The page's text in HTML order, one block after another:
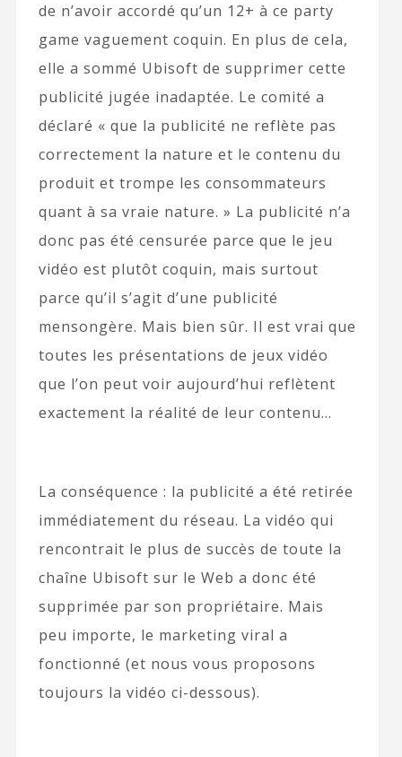
de n’avoir accordé qu’un 12+ à ce party
game vaguement coquin. En plus de cela,
elle a sommé Ubisoft de supprimer cette
publicité jugée inadaptée. Le comité a
déclaré « que la publicité ne reflète pas
correctement la nature et le contenu du
produit et trompe les consommateurs
quant à sa vraie nature. » La publicité n’a
donc pas été censurée parce que le jeu
vidéo est plutôt coquin, mais surtout
parce qu’il s’agit d’une publicité
mensongère. Mais bien sûr. Il est vrai que
toutes les présentations de jeux vidéo
que l’on peut voir aujourd’hui reflètent
exactement la réalité de leur contenu…
La conséquence : la publicité a été retirée
immédiatement du réseau. La vidéo qui
rencontrait le plus de succès de toute la
chaîne Ubisoft sur le Web a donc été
supprimée par son propriétaire. Mais
peu importe, le marketing viral a
fonctionné (et nous vous proposons
toujours la vidéo ci-dessous).